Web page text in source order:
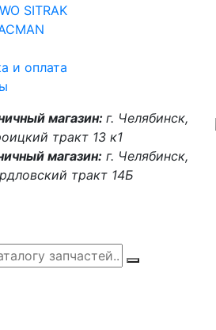
SITRAK
и оплата
магазин: г. Челябинск,
тракт 13 к1
магазин: г. Челябинск,
тракт 14Б